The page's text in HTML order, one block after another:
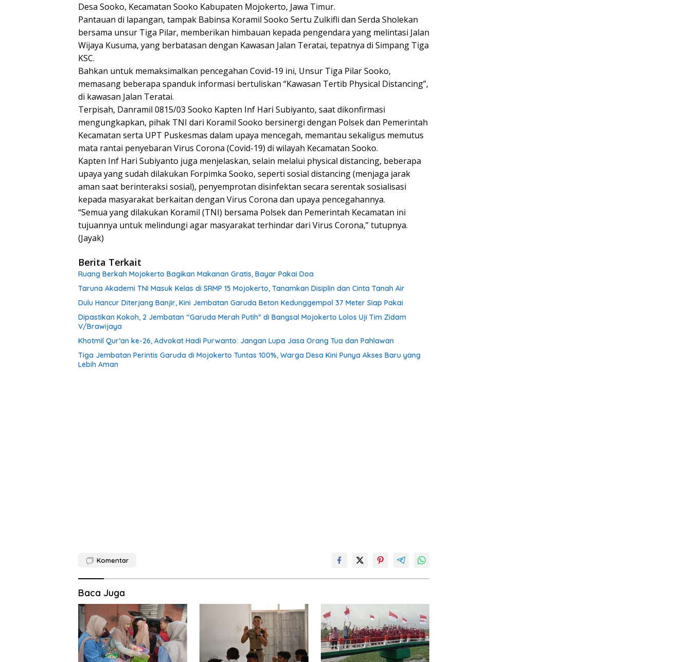
Desa Sooko, Kecamatan Sooko Kabupaten Mojokerto, Jawa Timur.
Pantauan di lapangan, tampak Babinsa Koramil Sooko Sertu Zulkifli dan Serda Sholekan
bersama unsur Tiga Pilar, memberikan himbauan kepada pengendara yang melintasi Jalan
Wijaya Kusuma, yang berbatasan dengan Kawasan Jalan Teratai, tepatnya di Simpang Tiga
KSC.
Bahkan untuk memaksimalkan pencegahan Covid-19 ini, Unsur Tiga Pilar Sooko,
memasang beberapa spanduk informasi bertuliskan “Kawasan Tertib Physical Distancing”,
di kawasan Jalan Teratai.
Terpisah, Danramil 0815/03 Sooko Kapten Inf Hari Subiyanto, saat dikonfirmasi
mengungkapkan, pihak TNI dari Koramil Sooko bersinergi dengan Polsek dan Pemerintah
Kecamatan serta UPT Puskesmas dalam upaya mencegah, memantau sekaligus memutus
mata rantai penyebaran Virus Corona (Covid-19) di wilayah Kecamatan Sooko.
Kapten Inf Hari Subiyanto juga menjelaskan, selain melalui physical distancing, beberapa
upaya yang sudah dilakukan Forpimka Sooko, seperti sosial distancing (menjaga jarak
aman saat berinteraksi sosial), penyemprotan disinfektan secara serentak sosialisasi
kepada masyarakat berkaitan dengan Virus Corona dan upaya pencegahannya.
“Semua yang dilakukan Koramil (TNI) bersama Polsek dan Pemerintah Kecamatan ini
tujuannya untuk melindungi agar masyarakat terhindar dari Virus Corona,” tutupnya.
(Jayak)
Berita Terkait
Ruang Berkah Mojokerto Bagikan Makanan Gratis, Bayar Pakai Doa
Taruna Akademi TNI Masuk Kelas di SRMP 15 Mojokerto, Tanamkan Disiplin dan Cinta Tanah Air
Dulu Hancur Diterjang Banjir, Kini Jembatan Garuda Beton Kedunggempol 37 Meter Siap Pakai
Dipastikan Kokoh, 2 Jembatan “Garuda Merah Putih” di Bangsal Mojokerto Lolos Uji Tim Zidam
V/Brawijaya
Khotmil Qur’an ke-26, Advokat Hadi Purwanto: Jangan Lupa Jasa Orang Tua dan Pahlawan
Tiga Jembatan Perintis Garuda di Mojokerto Tuntas 100%, Warga Desa Kini Punya Akses Baru yang
Lebih Aman
Komentar
Baca Juga